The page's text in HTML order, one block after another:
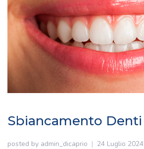
Sbiancamento Denti
posted by admin_dicaprio 24 Luglio 2024